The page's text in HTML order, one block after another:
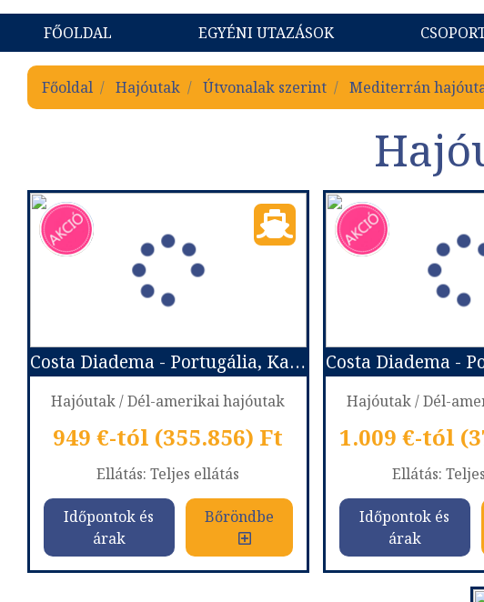
FŐOLDAL EGYÉNI UTAZÁSOK
Főoldal Hajóutak Útvonalak szerint Mediterrán
Costa Diadema - Portugália, Kanári-szigetek, Zöld-Foki Köztársaság, Brazília
Hajóutak / Dél-amerikai hajóutak
949 €-tól (355.856) Ft
Ellátás: Teljes ellátás
Időpontok és
árak
Bőröndbe
Hajóutak / Dél-
Ellátás:
Időpontok és
árak